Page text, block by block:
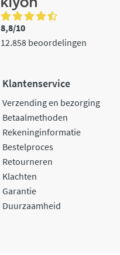
8,8/10
12.858 beoordelingen
Klantenservice
Verzending en bezorging
Betaalmethoden
Rekeninginformatie
Bestelproces
Retourneren
Klachten
Garantie
Duurzaamheid